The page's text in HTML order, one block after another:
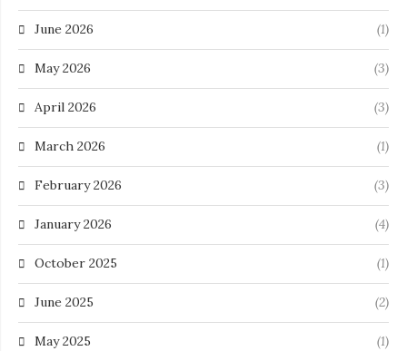
June 2026 (1)
May 2026 (3)
April 2026 (3)
March 2026 (1)
February 2026 (3)
January 2026 (4)
October 2025 (1)
June 2025 (2)
May 2025 (1)